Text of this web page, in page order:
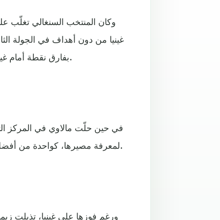
وكان المنتخب السنغالي تغلّب
غينيا من دون أهداف في الجولة
بفارق نقطة أمام غينيا التي حسمت تأهلها أيضاً رغم خسارتها أمام زيمبابوي (1-2).
لمعرفة مصيرها، كواحدة من أفضل أربعة منتخبات احتلت المركز الثالث في المجموعات الست.
ورغم فوزها على غينيا، تذيلت